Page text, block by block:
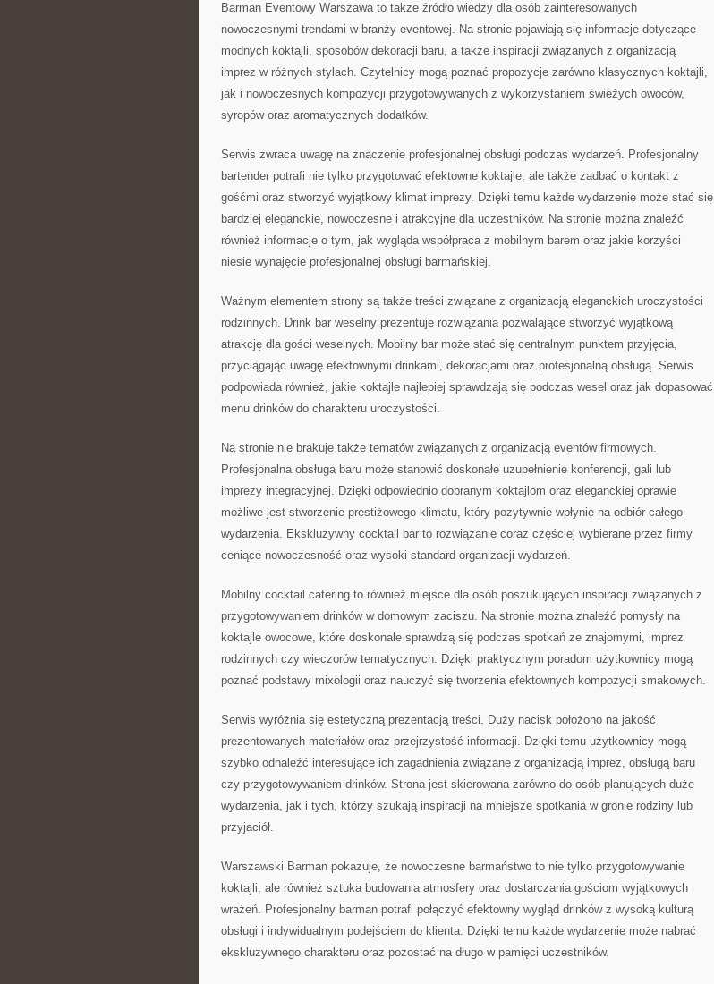
Barman Eventowy Warszawa to także źródło wiedzy dla osób zainteresowanych
nowoczesnymi trendami w branży eventowej. Na stronie pojawiają się informacje dotyczące
modnych koktajli, sposobów dekoracji baru, a także inspiracji związanych z organizacją
imprez w różnych stylach. Czytelnicy mogą poznać propozycje zarówno klasycznych koktajli,
jak i nowoczesnych kompozycji przygotowywanych z wykorzystaniem świeżych owoców,
syropów oraz aromatycznych dodatków.
Serwis zwraca uwagę na znaczenie profesjonalnej obsługi podczas wydarzeń. Profesjonalny
bartender potrafi nie tylko przygotować efektowne koktajle, ale także zadbać o kontakt z
gośćmi oraz stworzyć wyjątkowy klimat imprezy. Dzięki temu każde wydarzenie może stać się
bardziej eleganckie, nowoczesne i atrakcyjne dla uczestników. Na stronie można znaleźć
również informacje o tym, jak wygląda współpraca z mobilnym barem oraz jakie korzyści
niesie wynajęcie profesjonalnej obsługi barmańskiej.
Ważnym elementem strony są także treści związane z organizacją eleganckich uroczystości
rodzinnych. Drink bar weselny prezentuje rozwiązania pozwalające stworzyć wyjątkową
atrakcję dla gości weselnych. Mobilny bar może stać się centralnym punktem przyjęcia,
przyciągając uwagę efektownymi drinkami, dekoracjami oraz profesjonalną obsługą. Serwis
podpowiada również, jakie koktajle najlepiej sprawdzają się podczas wesel oraz jak dopasować
menu drinków do charakteru uroczystości.
Na stronie nie brakuje także tematów związanych z organizacją eventów firmowych.
Profesjonalna obsługa baru może stanowić doskonałe uzupełnienie konferencji, gali lub
imprezy integracyjnej. Dzięki odpowiednio dobranym koktajlom oraz eleganckiej oprawie
możliwe jest stworzenie prestiżowego klimatu, który pozytywnie wpłynie na odbiór całego
wydarzenia. Ekskluzywny cocktail bar to rozwiązanie coraz częściej wybierane przez firmy
ceniące nowoczesność oraz wysoki standard organizacji wydarzeń.
Mobilny cocktail catering to również miejsce dla osób poszukujących inspiracji związanych z
przygotowywaniem drinków w domowym zaciszu. Na stronie można znaleźć pomysły na
koktajle owocowe, które doskonale sprawdzą się podczas spotkań ze znajomymi, imprez
rodzinnych czy wieczorów tematycznych. Dzięki praktycznym poradom użytkownicy mogą
poznać podstawy mixologii oraz nauczyć się tworzenia efektownych kompozycji smakowych.
Serwis wyróżnia się estetyczną prezentacją treści. Duży nacisk położono na jakość
prezentowanych materiałów oraz przejrzystość informacji. Dzięki temu użytkownicy mogą
szybko odnaleźć interesujące ich zagadnienia związane z organizacją imprez, obsługą baru
czy przygotowywaniem drinków. Strona jest skierowana zarówno do osób planujących duże
wydarzenia, jak i tych, którzy szukają inspiracji na mniejsze spotkania w gronie rodziny lub
przyjaciół.
Warszawski Barman pokazuje, że nowoczesne barmaństwo to nie tylko przygotowywanie
koktajli, ale również sztuka budowania atmosfery oraz dostarczania gościom wyjątkowych
wrażeń. Profesjonalny barman potrafi połączyć efektowny wygląd drinków z wysoką kulturą
obsługi i indywidualnym podejściem do klienta. Dzięki temu każde wydarzenie może nabrać
ekskluzywnego charakteru oraz pozostać na długo w pamięci uczestników.